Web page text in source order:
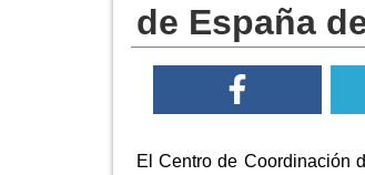
de España
El Centro de Coordinación